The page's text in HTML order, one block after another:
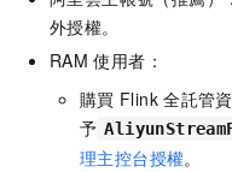
外授權。
RAM 使用者：
購買 Flink 全託管
予
理主控台授權。